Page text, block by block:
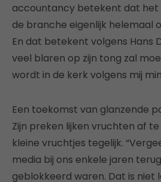
accountancy betekent dat het
de branche eigenlijk helemaal
En dat betekent volgens Hans
veel blaren op zijn tong zal
wordt in de kerk volgens mij
Een toekomst van glanzende
Zijn preken lijken vruchten af
kleine vruchtjes tegelijk.
media bij ons enkele jaren
geblokkeerd waren. Dat is niet